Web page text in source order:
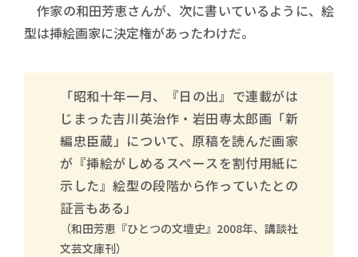
作家の和田芳恵さんが、次に書いているように、絵
型は挿絵画家に決定権があったわけだ。
「昭和十年一月、『日の出』で連載がは
じまった吉川英治作・岩田専太郎画「新
編忠臣蔵」について、原稿を読んだ画家
が『挿絵がしめるスペースを割付用紙に
示した』絵型の段階から作っていたとの
証言もある」
（和田芳恵『ひとつの文壇史』2008年、講談社
文芸文庫刊）